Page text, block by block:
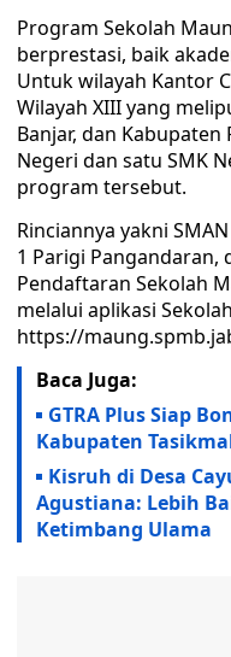
Program Sekolah
berprestasi, baik
Untuk wilayah Kantor
Wilayah XIII yang
Banjar, dan
Negeri dan satu SMK
program tersebut.
Rinciannya yakni
1 Parigi Pangandaran,
Pendaftaran Sekolah
melalui aplikasi
https://
Baca Juga:
GTRA Plus Siap
Kabupaten
Kisruh di Desa
Agustiana: Lebih
Ketimbang Ulama